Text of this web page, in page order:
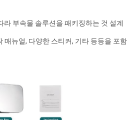
라 부속물 솔루션을 패키징하는 것 설계
매뉴얼, 다양한 스티커, 기타 등등을 포함